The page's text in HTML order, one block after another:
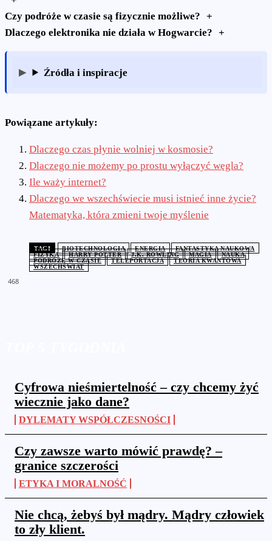
Cyfrowa nieśmiertelność – czy chcemy żyć
wiecznie jako dane?
DYLEMATY WSPÓŁCZESNOŚCI
Czy zawsze warto mówić prawdę? –
granice szczerości
ETYKA I MORALNOŚĆ
Nie chcą, żebyś był mądry. Mądry człowiek
to zły klient.
Czy podróże w czasie są fizycznie możliwe?
Dlaczego elektronika nie działa w Hogwarcie?
Źródła i inspiracje
Powiązane artykuły:
Dlaczego czas płynie wolniej w kosmosie?
Dlaczego nie możemy po prostu wyłączyć węgla?
Ile waży internet?
Dlaczego we wszechświecie musi istnieć inne życie?
Matematyka, która zmieni twoje myślenie
TAGI BIOTECHNOLOGIA ENERGIA
FANTASTYKA NAUKOWA
FIZYKA
HARRY POTTER J.K. ROWLING MAGIA
NAUKA
PODRÓŻE W CZASIE
TELEPORTACJA
TEORIA KWANTOWA
WSZECHŚWIAT
468